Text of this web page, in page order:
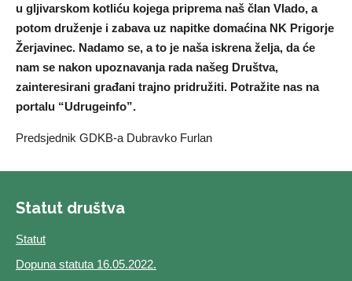
u gljivarskom kotliću kojega priprema naš član Vlado, a
potom druženje i zabava uz napitke domaćina NK Prigorje
Žerjavinec. Nadamo se, a to je naša iskrena želja, da će
nam se nakon upoznavanja rada našeg Društva,
zainteresirani građani trajno pridružiti. Potražite nas na
portalu “Udrugeinfo”.
Predsjednik GDKB-a Dubravko Furlan
Statut društva
Statut
Dopuna statuta 16.05.2022.